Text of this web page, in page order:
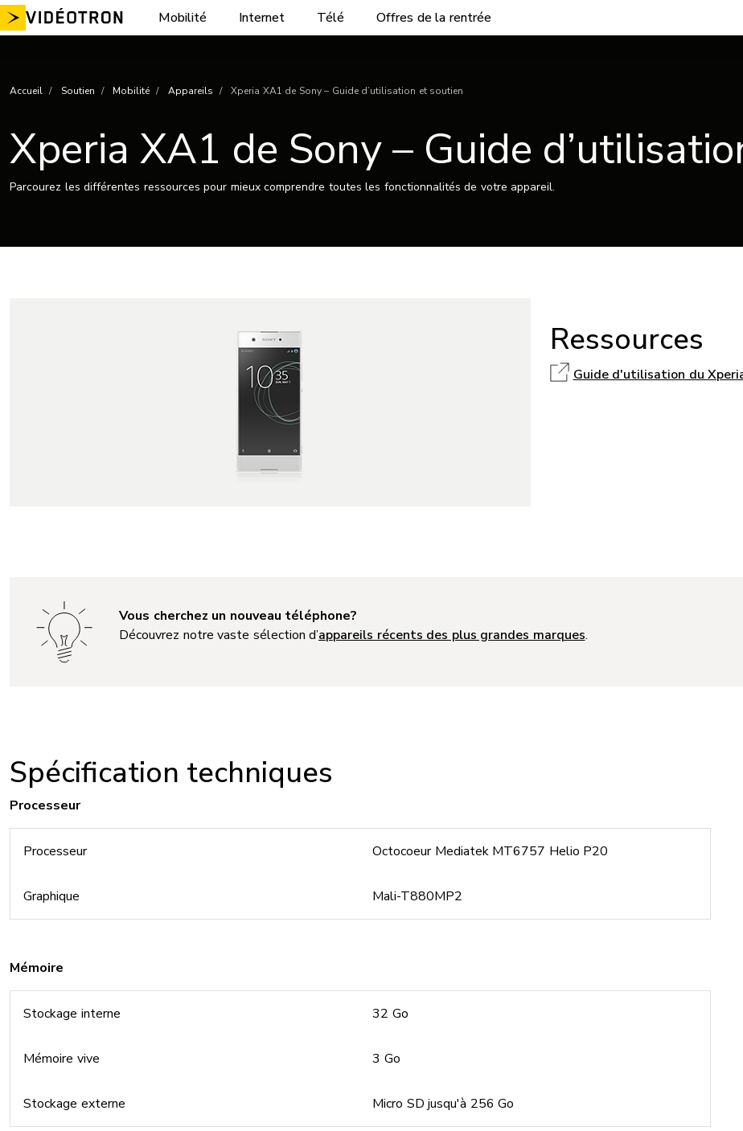
Aller
au
Mobilité Internet Télé Offres de la rentrée
Accueil Soutien Mobilité Appareils Xperia XA1 de Sony – Guide d’utilisation et soutien
Xperia XA1 de Sony – Guide
Parcourez les différentes ressources pour mieux comprendre toutes les fonctionnalités de votre appareil.
Ressources
Guide d'utilisation du
Vous cherchez un nouveau téléphone?
Découvrez notre vaste sélection d’appareils récents des plus grandes marques.
Spécification techniques
Processeur
Processeur Octocoeur Mediatek MT6757 Helio P20
Graphique Mali-T880MP2
Mémoire
Stockage interne 32 Go
Mémoire vive 3 Go
Stockage externe Micro SD jusqu'à 256 Go